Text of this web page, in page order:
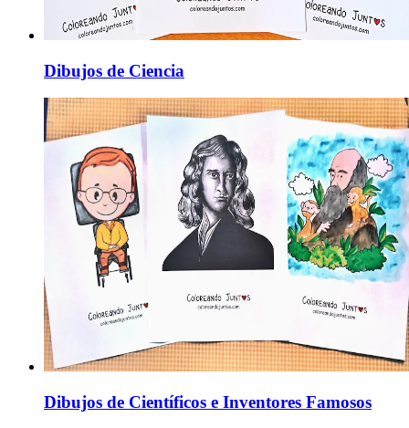
Dibujos de Ciencia
Dibujos de Científicos e Inventores Famosos